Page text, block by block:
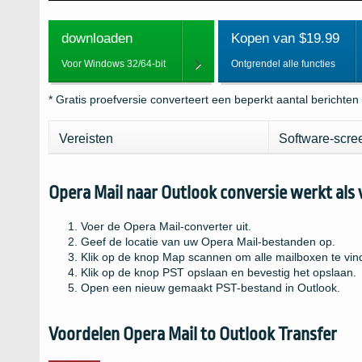
downloaden
Voor Windows 32/64-bit
Kopen van $19.99
Ontgrendel alle functies
* Gratis proefversie converteert een beperkt aantal berichten
Vereisten Software-
Opera Mail naar Outlook conversie werkt als
Voer de Opera Mail-converter uit.
Geef de locatie van uw Opera Mail-bestanden op.
Klik op de knop Map scannen om alle mailboxen te
Klik op de knop PST opslaan en bevestig het opslaan.
Open een nieuw gemaakt PST-bestand in Outlook.
Voordelen Opera Mail to Outlook Transfer